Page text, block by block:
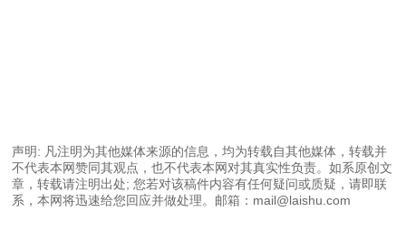
声明: 凡注明为其他媒体来源的信息，均为转载自其他媒体，转载并
不代表本网赞同其观点，也不代表本网对其真实性负责。如系原创文
章，转载请注明出处; 您若对该稿件内容有任何疑问或质疑，请即联
系，本网将迅速给您回应并做处理。邮箱：mail@laishu.com